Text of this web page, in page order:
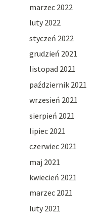
marzec 2022
luty 2022
styczeń 2022
grudzień 2021
listopad 2021
październik 2021
wrzesień 2021
sierpień 2021
lipiec 2021
czerwiec 2021
maj 2021
kwiecień 2021
marzec 2021
luty 2021